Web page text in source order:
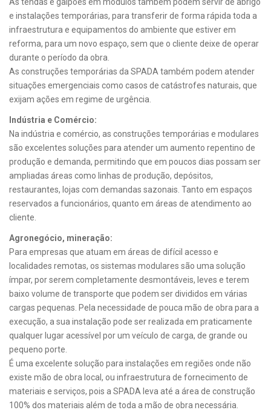
e instalações temporárias, para transferir de forma rápida toda a
infraestrutura e equipamentos do ambiente que estiver em
reforma, para um novo espaço, sem que o cliente deixe de operar
durante o período da obra.
As construções temporárias da SPADA também podem atender
situações emergenciais como casos de catástrofes naturais, que
exijam ações em regime de urgência.
Indústria e Comércio:
Na indústria e comércio, as construções temporárias e modulares
são excelentes soluções para atender um aumento repentino de
produção e demanda, permitindo que em poucos dias possam ser
ampliadas áreas como linhas de produção, depósitos,
restaurantes, lojas com demandas sazonais. Tanto em espaços
reservados a funcionários, quanto em áreas de atendimento ao
cliente.
Agronegócio, mineração:
Para empresas que atuam em áreas de difícil acesso e
localidades remotas, os sistemas modulares são uma solução
ímpar, por serem completamente desmontáveis, leves e terem
baixo volume de transporte que podem ser divididos em várias
cargas pequenas. Pela necessidade de pouca mão de obra para a
execução, a sua instalação pode ser realizada em praticamente
qualquer lugar acessível por um veículo de carga, de grande ou
pequeno porte.
É uma excelente solução para instalações em regiões onde não
existe mão de obra local, ou infraestrutura de fornecimento de
materiais e serviços, pois a SPADA leva até a área de construção
100% dos materiais além de toda a mão de obra necessária.